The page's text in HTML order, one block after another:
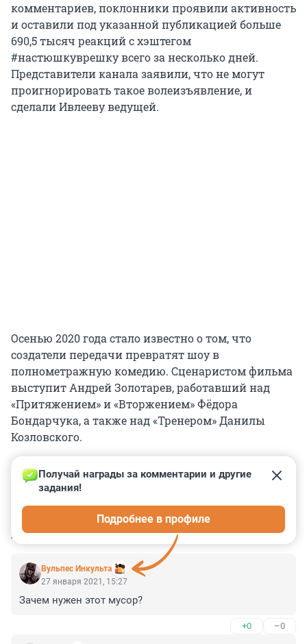
комментариев, поклонники проявили активность
и оставили под указанной публикацией больше
690,5 тысяч реакций с хэштегом
#настюшкуврешку всего за несколько дней.
Представители канала заявили, что не могут
проигнорировать такое волеизъявление, и
сделали Ивлееву ведущей.
Осенью 2020 года стало известно о том, что
создатели передачи превратят шоу в
полнометражную комедию. Сценаристом фильма
выступит Андрей Золотарев, работавший над
«Притяжением» и «Вторжением» Фёдора
Бондарчука, а также над «Тренером» Данилы
Козловского.
КОММЕНТАРИИ 7
Вульпес Инкульта
Получай награды за комментарии и другие
задания!
Подробнее в профиле
27 января 2021, 15:27
Зачем нужен этот мусор?
+0 –0